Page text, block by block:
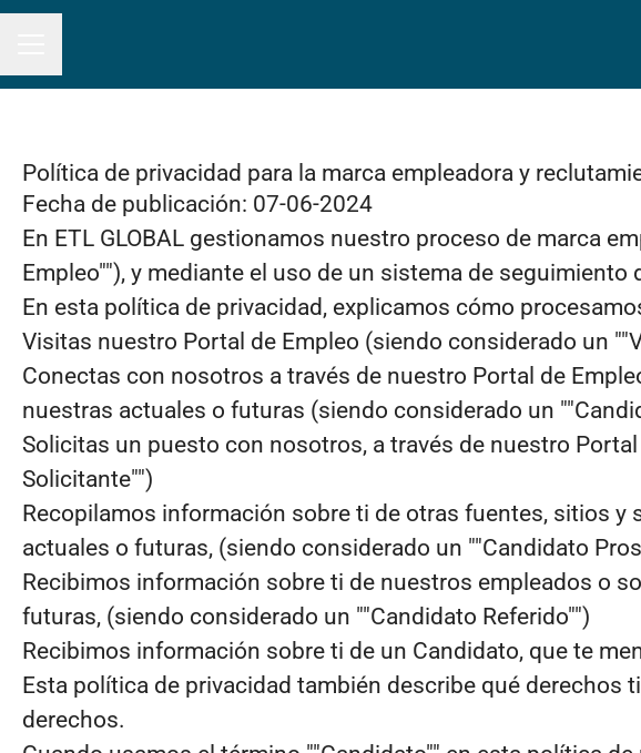
Política de privacidad para la marca empleadora y
Fecha de publicación: 07-06-2024
En ETL GLOBAL gestionamos nuestro proceso de marca
Empleo""), y mediante el uso de un sistema de
En esta política de privacidad, explicamos cómo
Visitas nuestro Portal de Empleo (siendo considerado un
Conectas con nosotros a través de nuestro Portal de
nuestras actuales o futuras (siendo considerado un
Solicitas un puesto con nosotros, a través de nuestro
Solicitante"")
Recopilamos información sobre ti de otras fuentes, sitios y
actuales o futuras, (siendo considerado un ""Candidato
Recibimos información sobre ti de nuestros empleados o
futuras, (siendo considerado un ""Candidato Referido"")
Recibimos información sobre ti de un Candidato, que te
Esta política de privacidad también describe qué
derechos.